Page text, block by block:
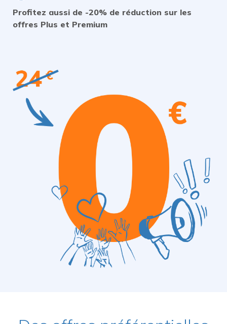
Profitez aussi de -20% de réduction sur les
offres Plus et Premium